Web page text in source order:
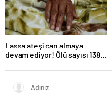
Lassa ateşi can almaya
devam ediyor! Ölü sayısı 138’e